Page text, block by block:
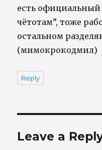
есть официальный
чётотам”, тоже
остальном
(мимокрокодмил)
Reply
Leave a